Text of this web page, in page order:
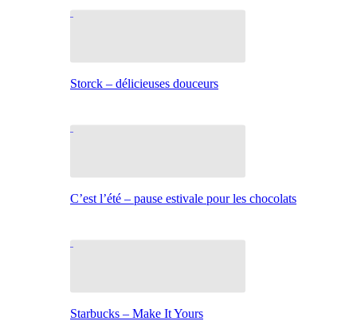
Storck – délicieuses douceurs
C’est l’été – pause estivale pour les chocolats
Starbucks – Make It Yours